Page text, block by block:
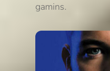
gamins.